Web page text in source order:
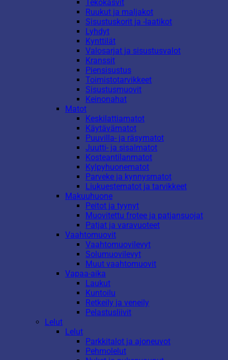
Tekokasvit
Ruukut ja maljakot
Sisustuskorit ja -laatikot
Lyhdyt
Kynttilät
Valosarjat ja sisustusvalot
Kranssit
Piensisustus
Toimistotarvikkeet
Sisustusmuovit
Keinonahat
Matot
Keskilattiamatot
Käytävämatot
Puuvilla- ja räsymatot
Juutti- ja sisalmatot
Kosteantilanmatot
Kylpyhuonematot
Parveke ja kynnysmatot
Liukuestematot ja tarvikkeet
Makuuhuone
Peitot ja tyynyt
Muovitettu frotee ja patjansuojat
Patjat ja varavuoteet
Vaahtomuovit
Vaahtomuovilevyt
Solumuovilevyt
Muut vaahtomuovit
Vapaa-aika
Laukut
Kuntoilu
Retkeily ja veneily
Pelastusliivit
Lelut
Lelut
Parkkitalot ja ajoneuvot
Pehmolelut